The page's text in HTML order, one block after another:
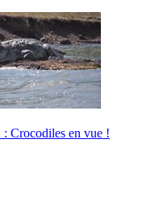
Crocodiles en vue !